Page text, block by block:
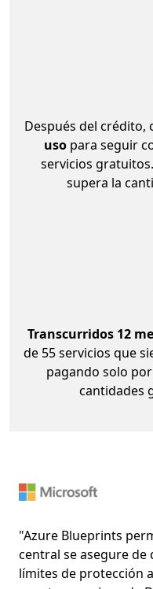
Después del crédito,
uso para seguir
servicios
supera la
Transcurridos 12
de 55 servicios que
pagando solo
cantidades
"Azure Blueprints
central se asegure de
límites de protección